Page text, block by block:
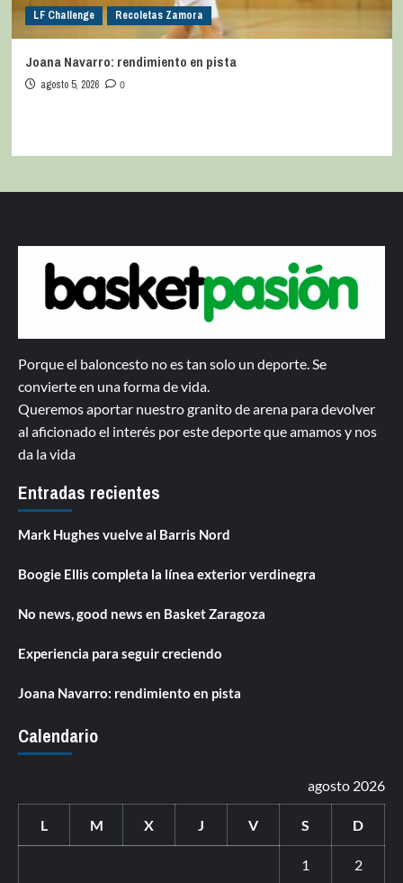
LF Challenge Recoletas Zamora
Joana Navarro: rendimiento en pista
agosto 5, 2026 0
Porque el baloncesto no es tan solo un deporte. Se
convierte en una forma de vida.
Queremos aportar nuestro granito de arena para devolver
al aficionado el interés por este deporte que amamos y nos
da la vida
Entradas recientes
Mark Hughes vuelve al Barris Nord
Boogie Ellis completa la línea exterior verdinegra
No news, good news en Basket Zaragoza
Experiencia para seguir creciendo
Joana Navarro: rendimiento en pista
Calendario
agosto 2026
L M X J V S D
1 2